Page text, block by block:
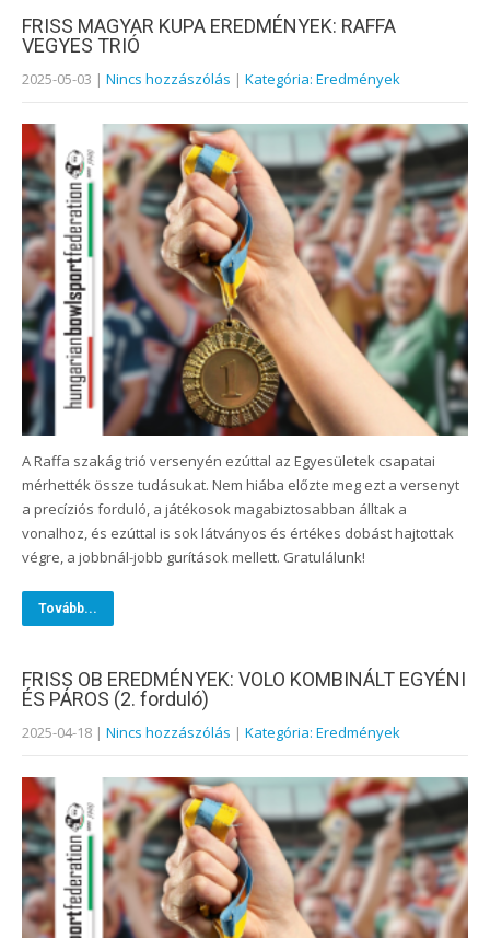
FRISS MAGYAR KUPA EREDMÉNYEK: RAFFA
VEGYES TRIÓ
2025-05-03 | Nincs hozzászólás | Kategória: Eredmények
A Raffa szakág trió versenyén ezúttal az Egyesületek csapatai
mérhették össze tudásukat. Nem hiába előzte meg ezt a versenyt
a precíziós forduló, a játékosok magabiztosabban álltak a
vonalhoz, és ezúttal is sok látványos és értékes dobást hajtottak
végre, a jobbnál-jobb gurítások mellett. Gratulálunk!
Tovább...
FRISS OB EREDMÉNYEK: VOLO KOMBINÁLT EGYÉNI
ÉS PÁROS (2. forduló)
2025-04-18 | Nincs hozzászólás | Kategória: Eredmények